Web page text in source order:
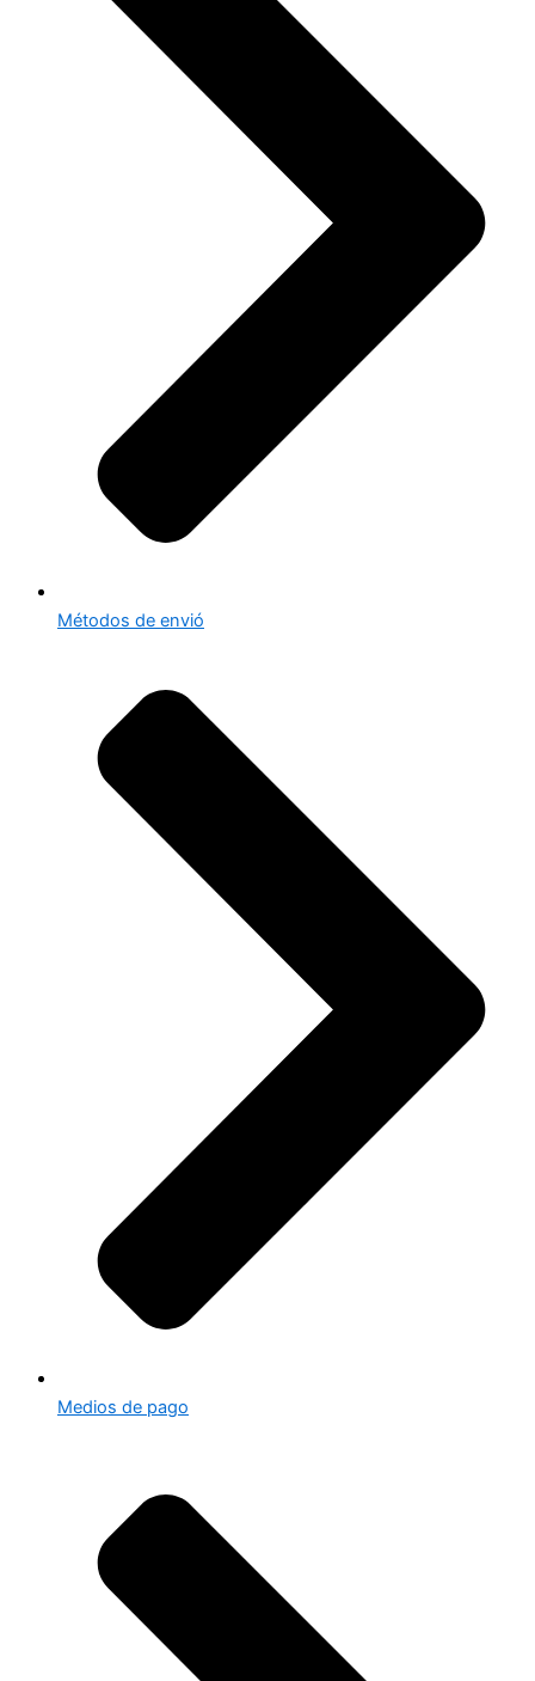
Métodos de envió
Medios de pago